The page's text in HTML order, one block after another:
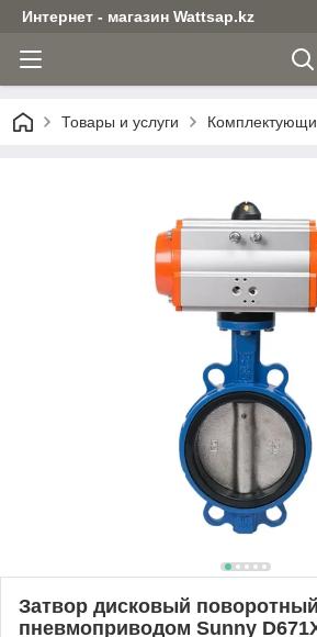
Интернет - магазин Wattsap.kz
Товары и услуги
Затвор дисковый
пневмоприводом Sunny